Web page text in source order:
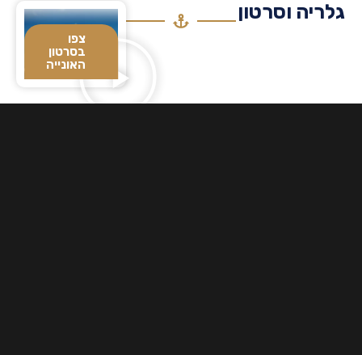
וסרטון
צפו
בסרטון
האונייה